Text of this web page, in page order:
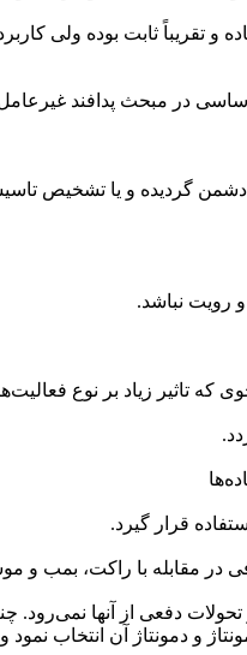
و تقریباً ثابت بوده ولی
دشمن گردیده و یا تشخیص
رویت نباشد.
تاثیر زیاد بر نوع
قرار گیرد.
در مقابله با راکت، بمب
دفعی از آنها نمی‌رود.
و دمونتاژ آن انتخاب